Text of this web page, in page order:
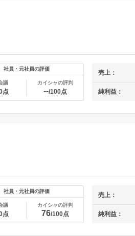
社員・元社員の評価
議
点
カイシャの評判
--/100点
売上：
純利益：
社員・元社員の評価
議
点
カイシャの評判
76/100点
売上：
純利益：